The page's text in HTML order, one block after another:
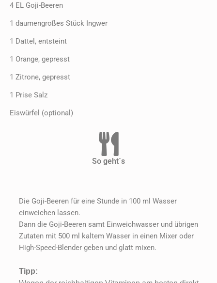
4 EL Goji-Beeren
1 daumengroßes Stück Ingwer
1 Dattel, entsteint
1 Orange, gepresst
1 Zitrone, gepresst
1 Prise Salz
Eiswürfel (optional)
So geht´s
Die Goji-Beeren für eine Stunde in 100 ml Wasser
einweichen lassen.
Dann die Goji-Beeren samt Einweichwasser und übrigen
Zutaten mit 500 ml kaltem Wasser in einen Mixer oder
High-Speed-Blender geben und glatt mixen.
Tipp: